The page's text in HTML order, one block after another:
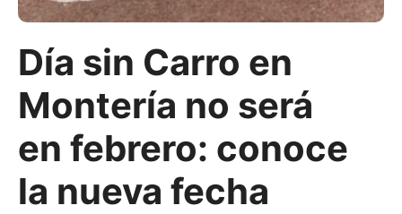
Día sin Carro en
Montería no será
en febrero: conoce
la nueva fecha